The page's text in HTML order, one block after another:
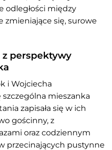
odległości między
zmieniające się, surowe
perspektywy
i Wojciecha
mieszanka
zapisała się w ich
gościnny, z
oraz codziennym
przecinających pustynne